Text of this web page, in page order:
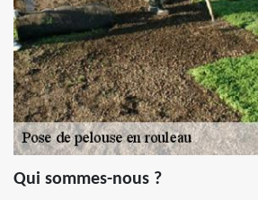
Qui sommes-nous ?